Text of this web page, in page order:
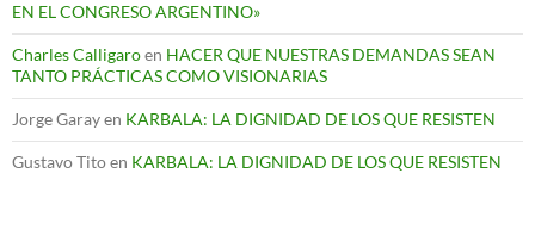
EN EL CONGRESO ARGENTINO»
Charles Calligaroen HACER QUE NUESTRAS DEMANDAS SEAN
TANTO PRÁCTICAS COMO VISIONARIAS
Jorge Garayen KARBALA: LA DIGNIDAD DE LOS QUE RESISTEN
Gustavo Titoen KARBALA: LA DIGNIDAD DE LOS QUE RESISTEN